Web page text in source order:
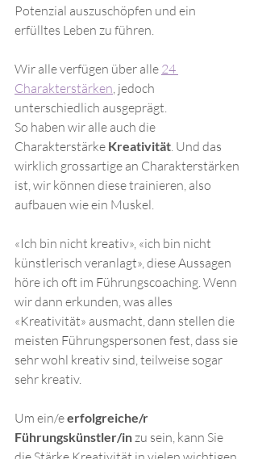
Potenzial auszuschöpfen und ein
erfülltes Leben zu führen.
Wir alle verfügen über alle 24
Charakterstärken, jedoch
unterschiedlich ausgeprägt.
So haben wir alle auch die
Charakterstärke Kreativität. Und das
wirklich grossartige an Charakterstärken
ist, wir können diese trainieren, also
aufbauen wie ein Muskel.
«Ich bin nicht kreativ», «ich bin nicht
künstlerisch veranlagt», diese Aussagen
höre ich oft im Führungscoaching. Wenn
wir dann erkunden, was alles
«Kreativität» ausmacht, dann stellen die
meisten Führungspersonen fest, dass sie
sehr wohl kreativ sind, teilweise sogar
sehr kreativ.
Um ein/e erfolgreiche/r
Führungskünstler/in zu sein, kann Sie